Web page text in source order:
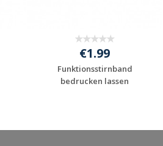
€1.99
Funktionsstirnband
bedrucken lassen